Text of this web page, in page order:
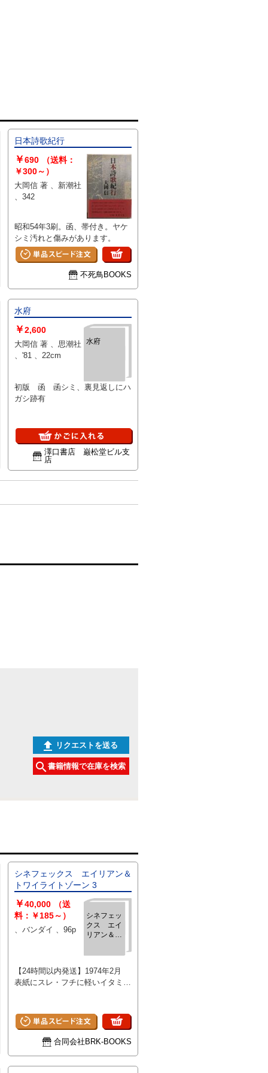
日本詩歌紀行
￥690
（送料：
￥300～）
大岡信 著 、新潮社
、342
昭和54年3刷。函、帯付き。ヤケ
シミ汚れと傷みがあります。
不死鳥BOOKS
水府
水府
￥2,600
大岡信 著 、思潮社
、'81 、22cm
初版 函 函シミ、裏見返しにハ
ガシ跡有
澤口書店 巌松堂ビル支
店
リクエストを送る
書籍情報で在庫を検索
シネフェックス エイリアン＆
トワイライトゾーン 3
シネフェッ
クス エイ
リアン＆ト
ゾーン 3
￥40,000
（送
料：￥185～）
、バンダイ 、96p
【24時間以内発送】1974年2月
表紙にスレ・フチに軽いイタミ
ん
合同会社BRK-BOOKS